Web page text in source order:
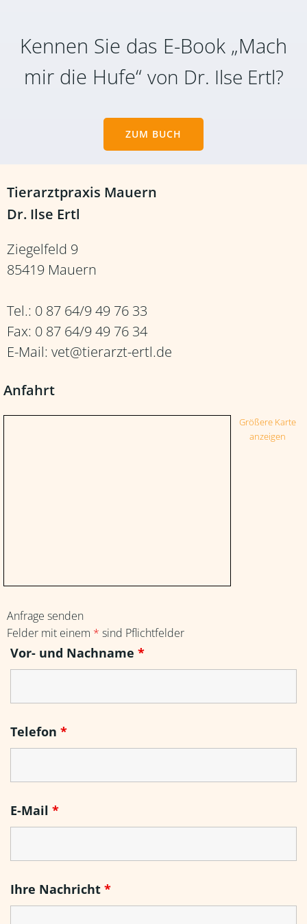
Kennen Sie das E-Book „Mach
mir die Hufe“ von Dr. Ilse Ertl?
ZUM BUCH
Tierarztpraxis Mauern
Dr. Ilse Ertl
Ziegelfeld 9
85419 Mauern
Tel.: 0 87 64/9 49 76 33
Fax: 0 87 64/9 49 76 34
E-Mail: vet@tierarzt-ertl.de
Anfahrt
Größere Karte
anzeigen
Anfrage senden
Felder mit einem * sind Pflichtfelder
Vor- und Nachname *
Telefon *
E-Mail *
Ihre Nachricht *